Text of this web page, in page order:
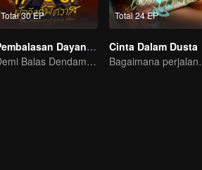
Total 30 EP
Pembalasan Dayang Istana (Thai Ver.)
Demi Balas Dendam, Ia Naik Takhta Sebagai Selir!
Total 24 EP
Cinta Dalam Dusta